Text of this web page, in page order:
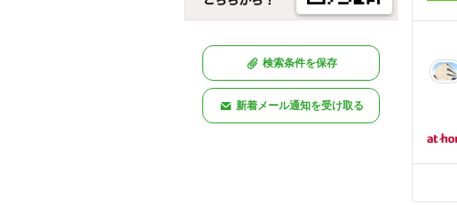
検索条件を保存
新着メール通知を受け取る